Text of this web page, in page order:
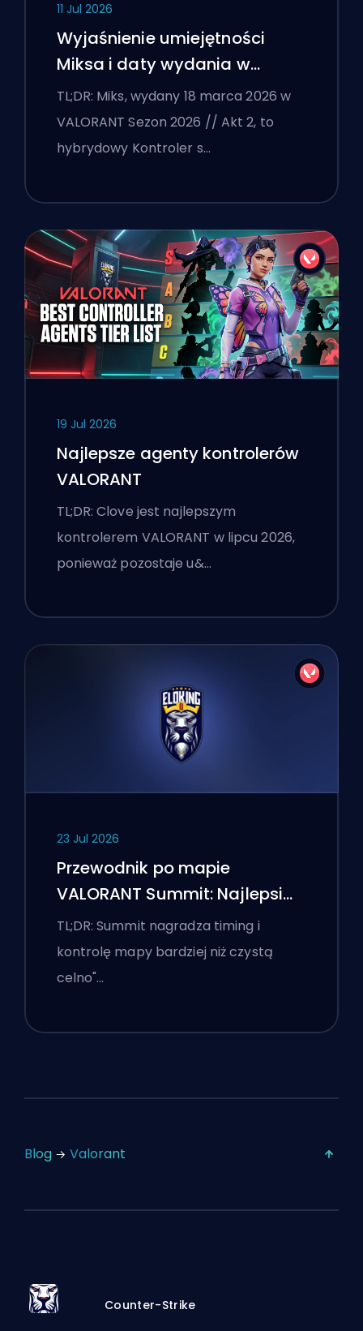
11 Jul 2026
Wyjaśnienie umiejętności
Miksa i daty wydania w
VALORANT
TL;DR: Miks, wydany 18 marca 2026 w
VALORANT Sezon 2026 // Akt 2, to
hybrydowy Kontroler s…
19 Jul 2026
Najlepsze agenty kontrolerów
VALORANT
TL;DR: Clove jest najlepszym
kontrolerem VALORANT w lipcu 2026,
ponieważ pozostaje u&…
23 Jul 2026
Przewodnik po mapie
VALORANT Summit: Najlepsi
agenci, wezwania i smoki
TL;DR: Summit nagradza timing i
kontrolę mapy bardziej niż czystą
celno"…
Blog Valorant
Counter-Strike